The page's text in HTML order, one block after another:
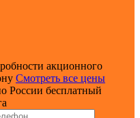
акционного
Смотреть все цены
России бесплатный